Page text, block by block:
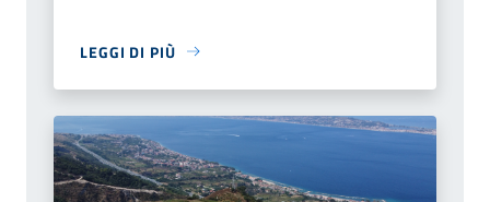
LEGGI DI PIÙ